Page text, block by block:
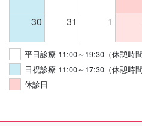
30 31 1
平日診療 11:00～19:30（休憩時
日祝診療 11:00～17:30（休憩時
休診日